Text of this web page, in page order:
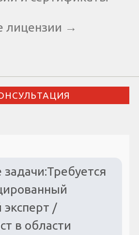
лицензии →
эксперт /
в области